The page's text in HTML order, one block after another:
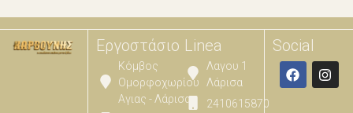
Εργοστάσιο
Κόμβος
Ομορφοχωρίου
Αγιας - Λάρισας
Linea
Λαγου 1
Λάρισα
2410615870
Social